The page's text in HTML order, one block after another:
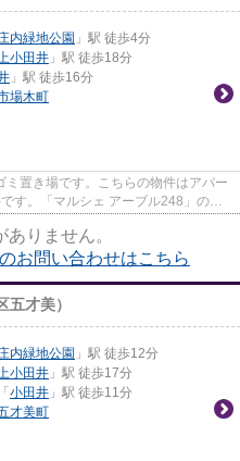
内緑地公園 」駅 徒歩4分
小田井 」駅 徒歩18分
」駅 徒歩16分
場木町
置き場です。こちらの物件はアパー
す。「マルシェ アーブル248」のこ
りません。
お問い合わせはこちら
五才美）
内緑地公園 」駅 徒歩12分
小田井 」駅 徒歩17分
「 小田井 」駅 徒歩11分
才美町